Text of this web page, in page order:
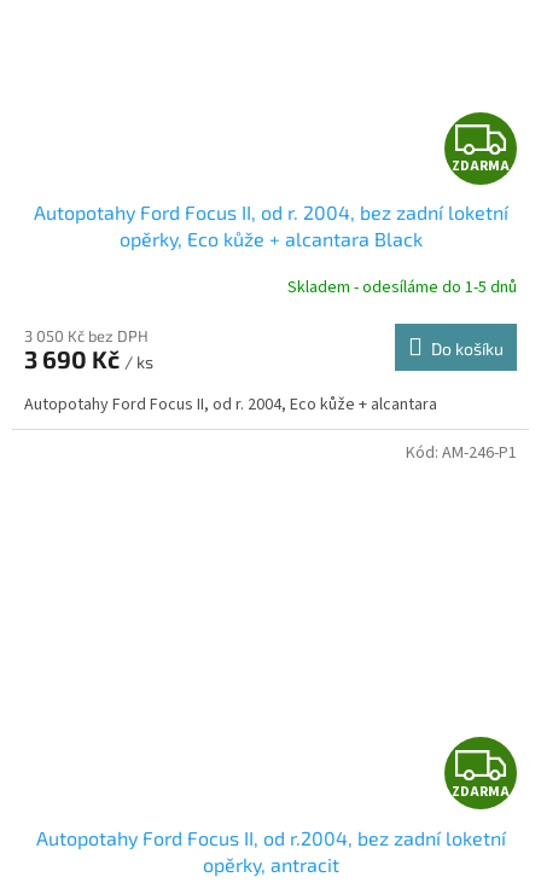
Z
D
R
ZDARMA
Autopotahy Ford Focus II, od r. 2004, bez zadní loketní
opěrky, Eco kůže + alcantara Black
Skladem - odesíláme do 1-5 dnů
3 050 Kč bez DPH
3 690 Kč / ks
Do košíku
Autopotahy Ford Focus II, od r. 2004, Eco kůže + alcantara
Z
D
ZDARMA
Autopotahy Ford Focus II, od r.2004, bez zadní loketní
opěrky, antracit
Kód: AM-246-P1